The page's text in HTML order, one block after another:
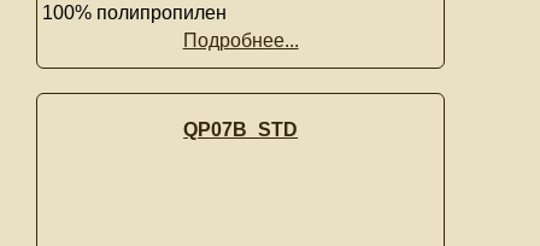
100% полипропилен
Подробнее...
QP07B_STD